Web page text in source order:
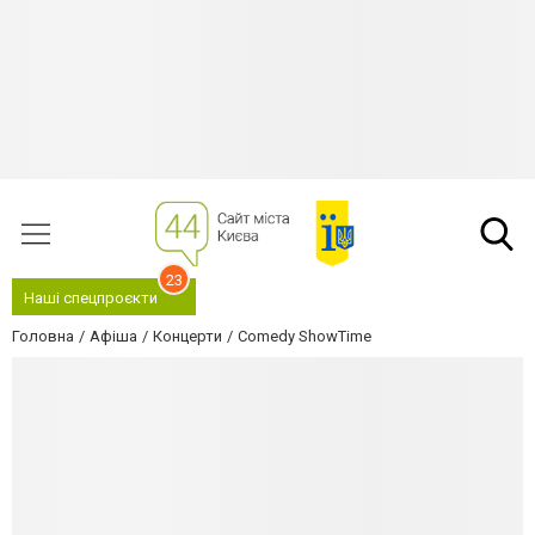
Наші спецпроєкти
23
Головна Афіша Концерти Comedy ShowTime